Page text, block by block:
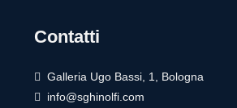
Contatti
Galleria Ugo Bassi, 1, Bologna
info@sghinolfi.com